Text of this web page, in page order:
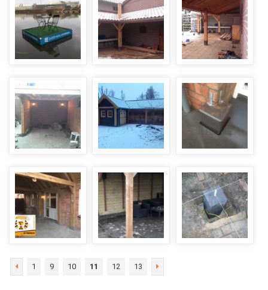
1 9 10 11 12 13